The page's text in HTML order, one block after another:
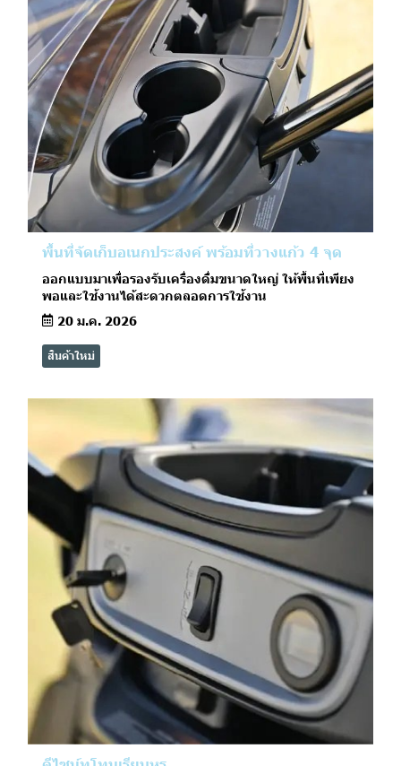
พื้นที่จัดเก็บอเนกประสงค์ พร้อมที่วางแก้ว 4 จุด
ออกแบบมาเพื่อรองรับเครื่องดื่มขนาดใหญ่ ให้พื้นที่เพียง
พอและใช้งานได้สะดวกตลอดการใช้งาน
20 ม.ค. 2026
สินค้าใหม่